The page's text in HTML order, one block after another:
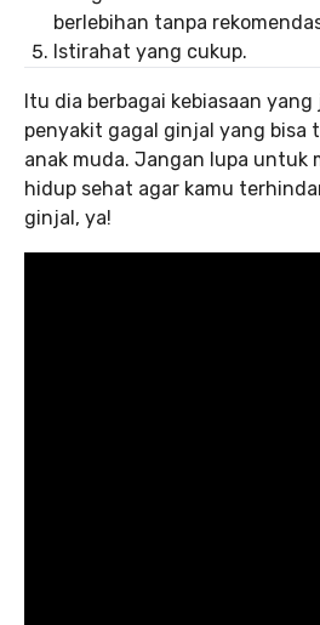
berlebihan tanpa
Istirahat yang cukup.
Itu dia berbagai kebiasaan yang
penyakit gagal ginjal yang bisa
anak muda. Jangan lupa untuk
hidup sehat agar kamu
ginjal, ya!